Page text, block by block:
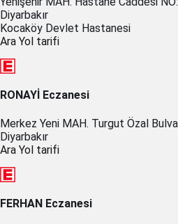
Diyarbakır
Kocaköy Devlet Hastanesi
Ara Yol tarifi
RONAYİ Eczanesi
Merkez Yeni MAH. Turgut Özal
Diyarbakır
Ara Yol tarifi
FERHAN Eczanesi